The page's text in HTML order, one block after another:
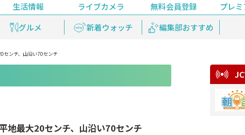
グルメ 新着ウォッチ 編集部おすすめ
生活情報
報 天気 上越妙高百景 鉄道情報
ライブカメラ 無料会員登録
プレ
見逃し配信 プレミアム会員登録
センチ、山沿い70センチ
地最大20センチ、山沿い70センチ